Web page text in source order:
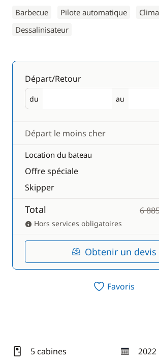
Barbecue Pilote automatique
Dessalinisateur
Départ/Retour
du
Départ au
Retour
Départ le moins cher
Location du bateau
Offre spéciale
Skipper
Total 6
Hors services obligatoires
Obtenir un devis
Favoris
5 cabines 2022
année